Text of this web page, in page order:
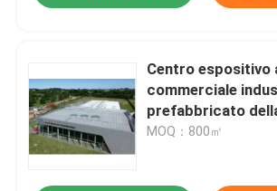
Centro espositivo
commerciale
prefabbricato
di struttura
MOQ：800㎡